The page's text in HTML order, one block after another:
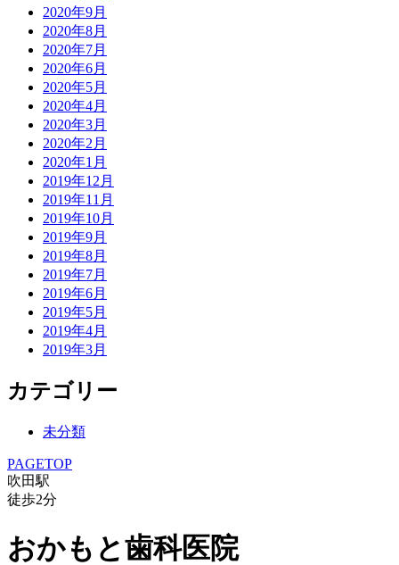
2020年9月
2020年8月
2020年7月
2020年6月
2020年5月
2020年4月
2020年3月
2020年2月
2020年1月
2019年12月
2019年11月
2019年10月
2019年9月
2019年8月
2019年7月
2019年6月
2019年5月
2019年4月
2019年3月
カテゴリー
未分類
PAGETOP
吹田駅
徒歩2分
おかもと歯科医院